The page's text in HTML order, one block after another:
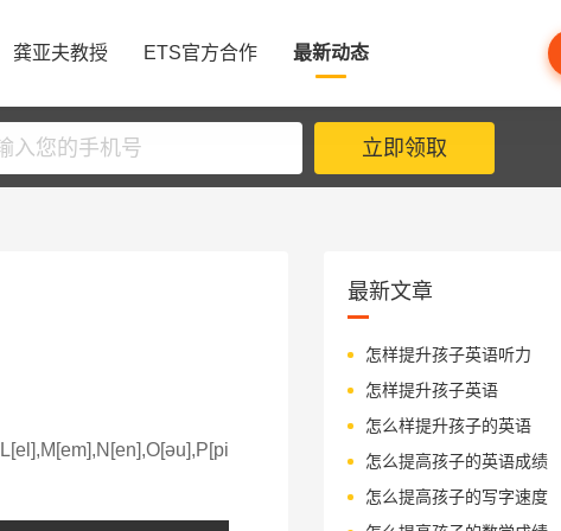
龚亚夫教授 ETS官方合作 最新动态
立即领取
最新文章
怎样提升孩子英语听力
怎样提升孩子英语
怎么样提升孩子的英语
怎么提高孩子的英语成绩
怎么提高孩子的写字速度